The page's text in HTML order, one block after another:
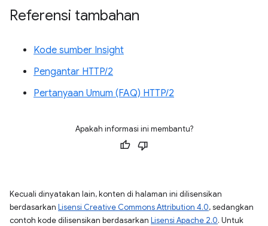
Referensi tambahan
Kode sumber Insight
Pengantar HTTP/2
Pertanyaan Umum (FAQ) HTTP/2
Apakah informasi ini membantu?
Kecuali dinyatakan lain, konten di halaman ini dilisensikan
berdasarkan Lisensi Creative Commons Attribution 4.0, sedangkan
contoh kode dilisensikan berdasarkan Lisensi Apache 2.0. Untuk